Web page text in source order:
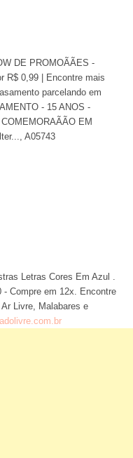
DE PROMOÃÃES -
R$ 0,99 | Encontre mais
parcelando em
- 15 ANOS -
EM
A05743
Letras Cores Em Azul .
- Compre em 12x. Encontre
Livre, Malabares e